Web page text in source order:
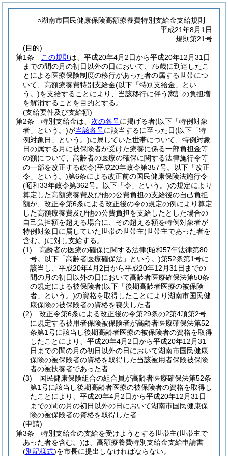
○湖南市国民健康保険高額療養費特別支給金支給規則
平成21年8月1日
規則第21号
(目的)
第1条
この規則 は、平成20年4月2日から平成20年12月31日
までの間の月の初日以外の日において、75歳に到達したこ
とによる医療保険制度の移行があった者の属する世帯につ
いて、高額療養費特別支給金(以下「特別支給金」とい
う。)を支給することにより、当該移行に伴う家計の負担増
を解消することを目的とする。
(支給要件及び支給額)
第2条
特別支給金は、 次の各号に掲げる者(以下「特例対象
者」という。)が当該各号に該当するに至った日(以下「特
例対象日」という。)に属していた世帯について、特例対象
日の属する月に被保険者が受けた療養に係る一部負担金等
の額について、高齢者の医療の確保に関する法律施行令等
の一部を改正する政令(平成20年政令第357号。以下「改正
令」という。)第6条による改正前の国民健康保険法施行令
(昭和33年政令第362号。以下「令」という。)の規定により
算定した高額療養費及び他の公費負担の支給後の自己負担
額が、改正令第6条による改正後の令の規定の例により算定
した高額療養費及び他の公費負担を支給したとした場合の
自己負担額を超える場合に、その超える額を特例対象者が
特例対象日に属していた世帯の世帯主(世帯主であった者を
含む。)に対し支給する。
(1)
高齢者の医療の確保に関する法律(昭和57年法律第80
号。以下「高齢者医療確保法」という。)第52条第1号に
該当し、平成20年4月2日から平成20年12月31日までの
間の月の初日以外の日において高齢者医療確保法第50条
の規定による被保険者(以下「後期高齢者医療の被保険
者」という。)の資格を取得したことにより湖南市国民健
康保険の被保険者の資格を喪失した者
(2)
改正令第6条による改正後の令第29条の2第4項第2号
に規定する被用者保険被保険者が高齢者医療確保法第52
条第1号に該当し後期高齢者医療の被保険者の資格を取得
したことにより、平成20年4月2日から平成20年12月31
日までの間の月の初日以外の日において湖南市国民健康
保険の被保険者の資格を取得した当該被用者保険被保険
者の被扶養者であった者
(3)
国民健康保険組合の組合員が高齢者医療確保法第52条
第1号に該当し後期高齢者医療の被保険者の資格を取得し
たことにより、平成20年4月2日から平成20年12月31日
までの間の月の初日以外の日において湖南市国民健康保
険の被保険者の資格を取得した者
(申請)
第3条
特別支給金の支給を受けようとする世帯主(世帯主で
あった者を含む。)は、高額療養費特別支給金支給申請書
(別記様式)を市長に提出しなければならない。